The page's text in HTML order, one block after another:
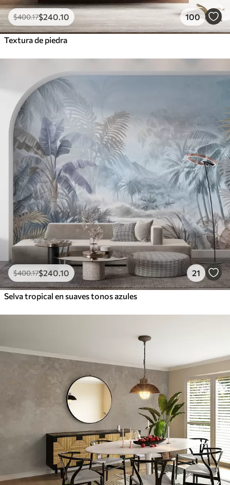
$400.17$240.10 100
Textura de piedra
$400.17$240.10 21
Selva tropical en suaves tonos azules